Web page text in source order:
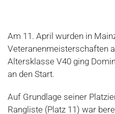
Am 11. April wurden in
Veteranenmeisterschaften
Altersklasse V40 ging
an den Start.
Auf Grundlage seiner
Rangliste (Platz 11) war